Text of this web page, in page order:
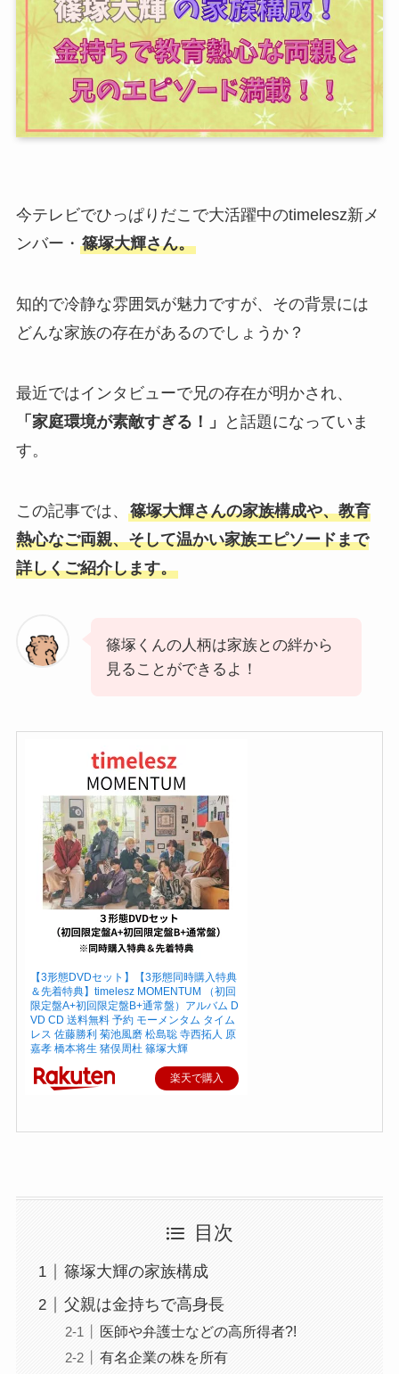
今テレビでひっぱりだこで大活躍中のtimelesz新メ
ンバー・ 篠塚大輝さん。
知的で冷静な雰囲気が魅力ですが、その背景には
どんな家族の存在があるのでしょうか？
最近ではインタビューで兄の存在が明かされ、
「家庭環境が素敵すぎる！」
と話題になっていま
す。
この記事では、 篠塚大輝さんの家族構成や、教育
熱心なご両親、そして温かい家族エピソードまで
詳しくご紹介します。
篠塚くんの人柄は家族との絆から
見ることができるよ！
【3形態DVDセット】【3形態同時購入特典
＆先着特典】timelesz MOMENTUM （初回
限定盤A+初回限定盤B+通常盤）アルバム D
VD CD 送料無料 予約 モーメンタム タイム
レス 佐藤勝利 菊池風磨 松島聡 寺西拓人 原
嘉孝 橋本将生 猪俣周杜 篠塚大輝
楽天で購入
目次
篠塚大輝の家族構成
父親は金持ちで高身長
医師や弁護士などの高所得者?!
有名企業の株を所有